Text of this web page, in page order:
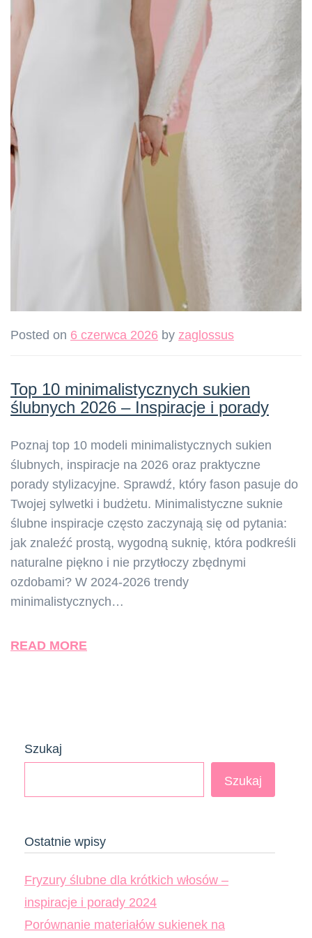
Posted on 6 czerwca 2026 by zaglossus
Top 10 minimalistycznych sukien
ślubnych 2026 – Inspiracje i porady
Poznaj top 10 modeli minimalistycznych sukien
ślubnych, inspiracje na 2026 oraz praktyczne
porady stylizacyjne. Sprawdź, który fason pasuje do
Twojej sylwetki i budżetu. Minimalistyczne suknie
ślubne inspiracje często zaczynają się od pytania:
jak znaleźć prostą, wygodną suknię, która podkreśli
naturalne piękno i nie przytłoczy zbędnymi
ozdobami? W 2024-2026 trendy
minimalistycznych…
READ MORE
Szukaj
Szukaj
Ostatnie wpisy
Fryzury ślubne dla krótkich włosów –
inspiracje i porady 2024
Porównanie materiałów sukienek na